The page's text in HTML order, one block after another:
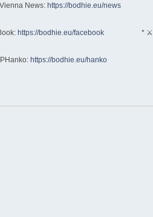
News: https://bodhie.eu/news
https://bodhie.eu/facebook * ⚔
https://bodhie.eu/hanko